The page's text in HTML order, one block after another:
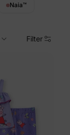
Naia™
Filter